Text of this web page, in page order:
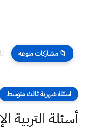
📁 مشاركات منوعه
اسئلة شهرية ثالث متوسط
أسئلة التربية